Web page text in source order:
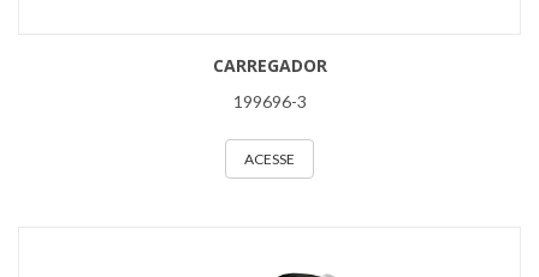
CARREGADOR
199696-3
ACESSE